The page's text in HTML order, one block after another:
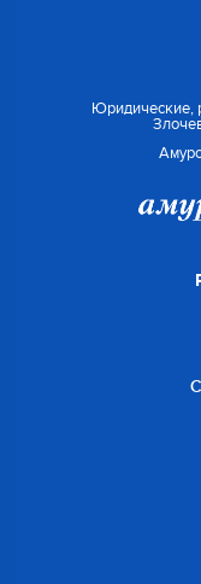
Юридические,